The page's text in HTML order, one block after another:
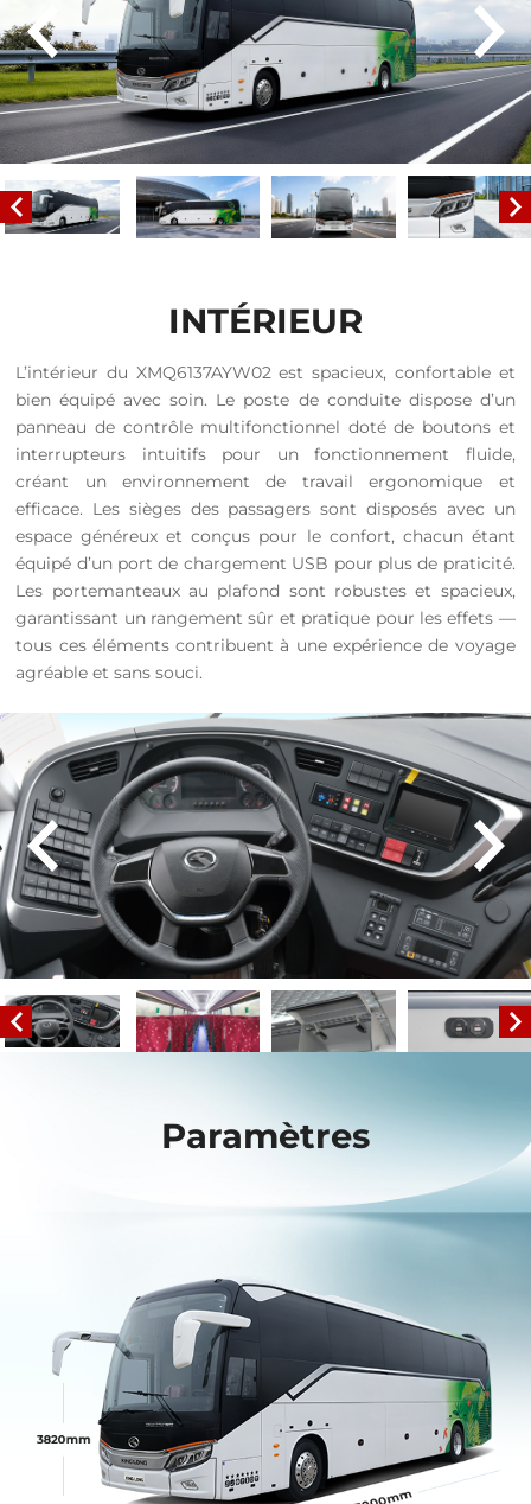
INTÉRIEUR
L’intérieur du XMQ6137AYW02 est spacieux, confortable et
bien équipé avec soin. Le poste de conduite dispose d’un
panneau de contrôle multifonctionnel doté de boutons et
interrupteurs intuitifs pour un fonctionnement fluide,
créant un environnement de travail ergonomique et
efficace. Les sièges des passagers sont disposés avec un
espace généreux et conçus pour le confort, chacun étant
équipé d’un port de chargement USB pour plus de praticité.
Les portemanteaux au plafond sont robustes et spacieux,
garantissant un rangement sûr et pratique pour les effets —
tous ces éléments contribuent à une expérience de voyage
agréable et sans souci.
Paramètres